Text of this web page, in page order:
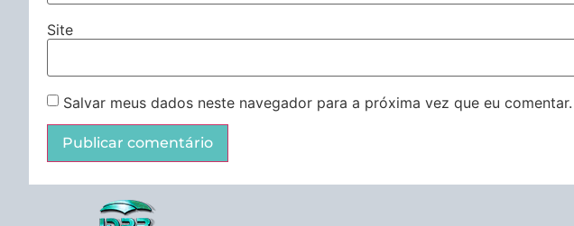
Site
Salvar meus dados neste navegador para a próxima vez que eu comentar.